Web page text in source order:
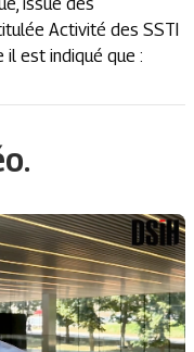
Activité des SSTI
est indiqué que :